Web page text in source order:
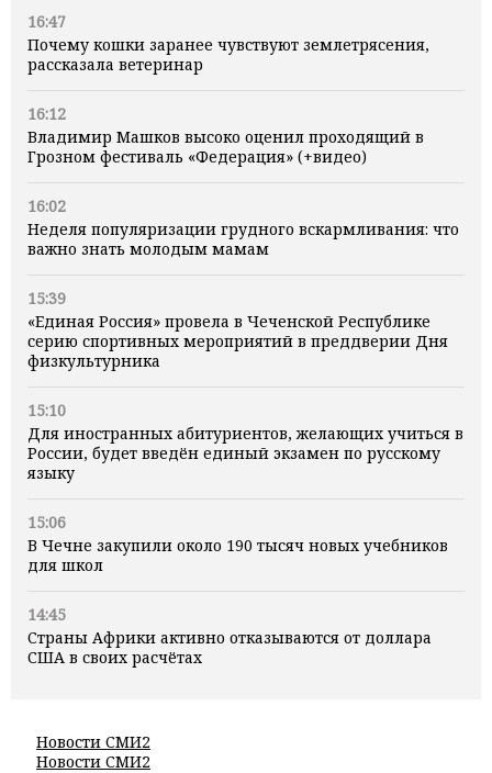
16:47
Почему кошки заранее чувствуют землетрясения,
рассказала ветеринар
16:12
Владимир Машков высоко оценил проходящий в
Грозном фестиваль «Федерация» (+видео)
16:02
Неделя популяризации грудного вскармливания: что
важно знать молодым мамам
15:39
«Единая Россия» провела в Чеченской Республике
серию спортивных мероприятий в преддверии Дня
физкультурника
15:10
Для иностранных абитуриентов, желающих учиться в
России, будет введён единый экзамен по русскому
языку
15:06
В Чечне закупили около 190 тысяч новых учебников
для школ
14:45
Страны Африки активно отказываются от доллара
США в своих расчётах
Новости СМИ2
Новости СМИ2